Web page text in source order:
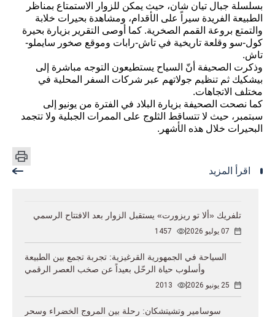
بسلسلة جبال تيان شان، حيث يمكن للزوار الاستمتاع بمناظر
الطبيعة الفريدة سيراً على الأقدام، ومشاهدة بحيرات خلابة
والتمتع بروعة القمم الصخرية. كما أوصى التقرير بزيارة بحيرة
كول-سو وقلعة تاريخية في تاش-رابات وموقع صخور سايملو-
تاش.
وذكرت الصحيفة أنّ السياح يستطيعون التوجه مباشرة إلى
بيشكيك ثم تنظيم جولاتهم عبر شركات السفر المحلية في
مختلف الاتجاهات.
كما نصحت الصحيفة بزيارة البلاد في الفترة من يونيو إلى
سبتمبر، حيث لا تتساقط الثلوج على الممرات الجبلية ولا تتجمد
البحيرات خلال هذه الأشهر.
اقرأ المزيد
تلفريك «ألا تو ريزورت» يستقبل الزوار بعد الافتتاح الرسمي
07 يوليو 2026 1457
السياحة في الجمهورية القرغيزية: تجربة تجمع بين الطبيعة
وأسلوب حياة الرحّل بعيداً عن صخب العصر الرقمي
25 يونيو 2026 2013
سوسامير وتشيتشكان: رحلة بين المروج الخضراء وسحر